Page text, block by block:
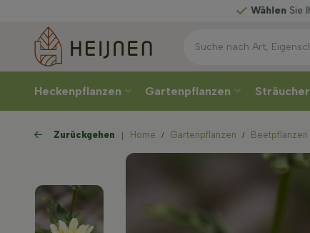
Sie Ihre Lieferwoche
Heckenpflanzen Gartenpflanzen Sträucher
Zurückgehen Home Gartenpflanzen Beetpflanzen